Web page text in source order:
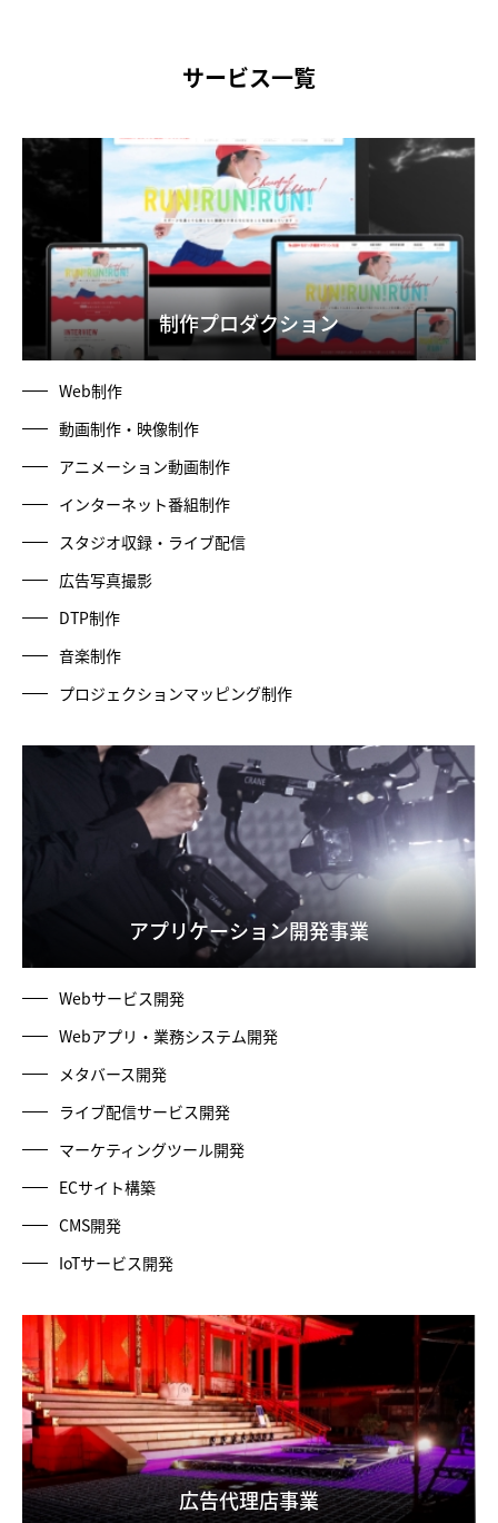
サービス一覧
制作プロダクション
Web制作
動画制作・映像制作
アニメーション動画制作
インターネット番組制作
スタジオ収録・ライブ配信
広告写真撮影
DTP制作
音楽制作
プロジェクションマッピング制作
アプリケーション開発事業
Webサービス開発
Webアプリ・業務システム開発
メタバース開発
ライブ配信サービス開発
マーケティングツール開発
ECサイト構築
CMS開発
IoTサービス開発
広告代理店事業